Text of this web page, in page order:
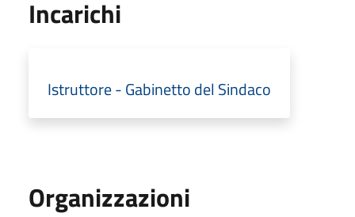
Incarichi
Istruttore - Gabinetto del Sindaco
Organizzazioni